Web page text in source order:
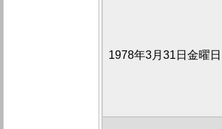
1978年3月31日金曜日